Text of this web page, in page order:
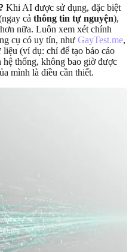
Khi AI được sử dụng, đặc biệt
cả thông tin tự nguyện),
nữa. Luôn xem xét chính
cụ có uy tín, như GayTest.me,
(ví dụ: chỉ để tạo báo cáo
hệ thống, không bao giờ được
mình là điều cần thiết.